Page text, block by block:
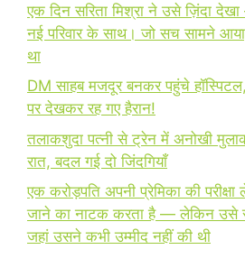
एक दिन सरिता मिश्रा ने उसे ज़िंदा
नई परिवार के साथ। जो सच सामने
था
DM साहब मजदूर बनकर पहुंचे
पर देखकर रह गए हैरान!
तलाकशुदा पत्नी से ट्रेन में अनोखी
रात, बदल गई दो जिंदगियाँ
एक करोड़पति अपनी प्रेमिका की
जाने का नाटक करता है — लेकिन उसे
जहां उसने कभी उम्मीद नहीं की थी